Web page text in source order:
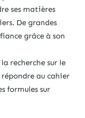
ses matières
De grandes
grâce à son
recherche sur le
répondre au cahier
formules sur